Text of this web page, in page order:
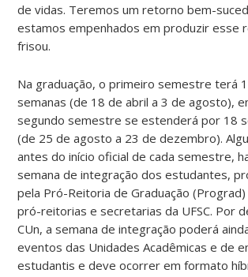
de vidas. Teremos um retorno bem-
estamos empenhados em produzir esse
frisou.
Na graduação, o primeiro semestre terá
semanas (de 18 de abril a 3 de agosto),
segundo semestre se estenderá por 18
(de 25 de agosto a 23 de dezembro).
antes do início oficial de cada semestre,
semana de integração dos estudantes,
pela Pró-Reitoria de Graduação
pró-reitorias e secretarias da UFSC. Por
CUn, a semana de integração poderá
eventos das Unidades Acadêmicas e de
estudantis e deve ocorrer em formato